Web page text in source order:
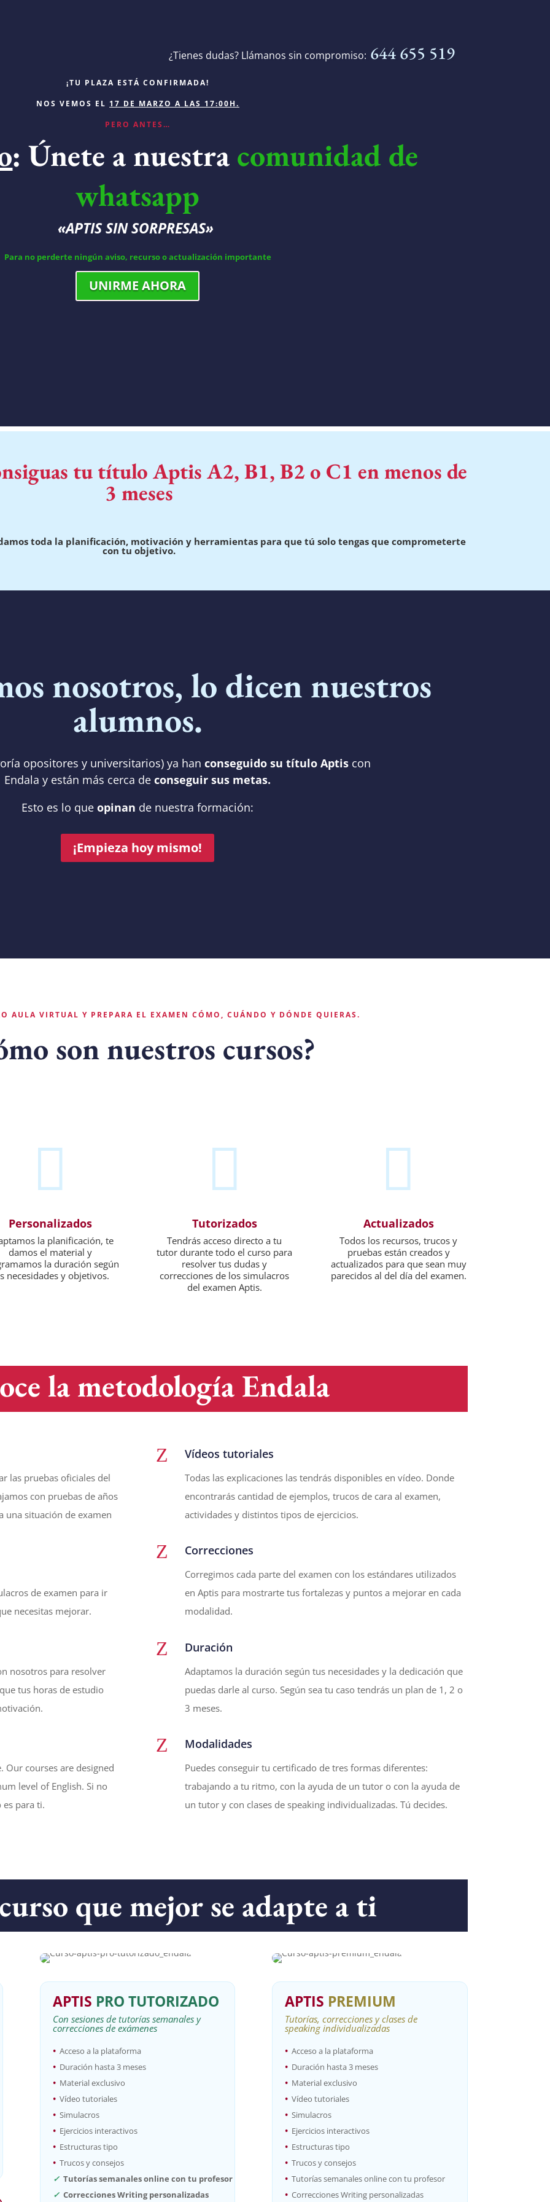
¿Tienes dudas? Llámanos sin compromiso: 644 655 519
¡TU PLAZA ESTÁ CONFIRMADA!
NOS VEMOS EL 17 DE MARZO A LAS 17:00H.
PERO ANTES…
: Únete a nuestra comunidad de
whatsapp
«APTIS SIN SORPRESAS»
Para no perderte ningún aviso, recurso o actualización importante
UNIRME AHORA
tu título Aptis A2, B1, B2 o C1 en menos de
3 meses
damos toda la planificación, motivación y herramientas para que tú solo tengas que comprometerte
con tu objetivo.
nosotros, lo dicen nuestros
alumnos.
opositores y universitarios) ya han conseguido su título Aptiscon
Endala y están más cerca de conseguir sus metas.
Esto es lo que opinan de nuestra formación:
¡Empieza hoy mismo!
AULA VIRTUAL Y PREPARA EL EXAMEN CÓMO, CUÁNDO Y DÓNDE QUIERAS.
son nuestros cursos?

Personalizados
la planificación, te
damos el material y
la duración según
necesidades y objetivos.

Tutorizados
Tendrás acceso directo a tu
tutor durante todo el curso para
resolver tus dudas y
correcciones de los simulacros
del examen Aptis.

Actualizados
Todos los recursos, trucos y
pruebas están creados y
actualizados para que sean muy
parecidos al del día del examen.
la metodología Endala
las pruebas oficiales del
con pruebas de años
una situación de examen
de examen para ir
necesitas mejorar.
nosotros para resolver
tus horas de estudio
courses are designed
level of English.Si no
para ti.
Z Vídeos tutoriales
Todas las explicaciones las tendrás disponibles en vídeo. Donde
encontrarás cantidad de ejemplos, trucos de cara al examen,
actividades y distintos tipos de ejercicios.
Z Correcciones
Corregimos cada parte del examen con los estándares utilizados
en Aptis para mostrarte tus fortalezas y puntos a mejorar en cada
modalidad.
Z Duración
Adaptamos la duración según tus necesidades y la dedicación que
puedas darle al curso. Según sea tu caso tendrás un plan de 1, 2 o
3 meses.
Z Modalidades
Puedes conseguir tu certificado de tres formas diferentes:
trabajando a tu ritmo, con la ayuda de un tutor o con la ayuda de
un tutor y con clases de speaking individualizadas. Tú decides.
que mejor se adapte a ti
APTIS PRO TUTORIZADO
Con sesiones de tutorías semanales y
correcciones de exámenes
• Acceso a la plataforma
• Duración hasta 3 meses
• Material exclusivo
• Vídeo tutoriales
• Simulacros
• Ejercicios interactivos
• Estructuras tipo
• Trucos y consejos
✓ Tutorías semanales online con tu profesor
✓ Correcciones Writing personalizadas
APTIS PREMIUM
Tutorías, correcciones y clases de
speaking individualizadas
• Acceso a la plataforma
• Duración hasta 3 meses
• Material exclusivo
• Vídeo tutoriales
• Simulacros
• Ejercicios interactivos
• Estructuras tipo
• Trucos y consejos
• Tutorías semanales online con tu profesor
• Correcciones Writing personalizadas